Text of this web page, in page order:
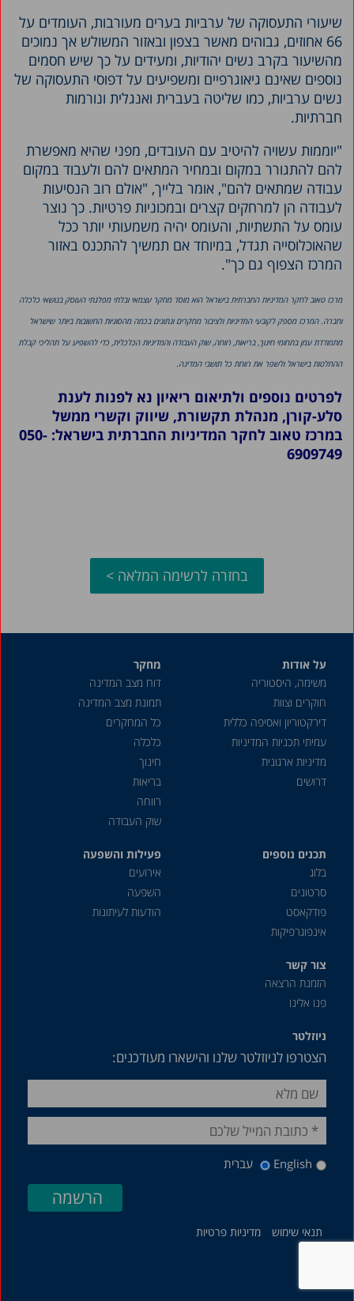
שיעורי התעסוקה של ערביות בערים מעורבות, העומדים על
66 אחוזים, גבוהים מאשר בצפון ובאזור המשולש אך נמוכים
מהשיעור בקרב נשים יהודיות, ומעידים על כך שיש חסמים
נוספים שאינם גיאוגרפיים ומשפיעים על דפוסי התעסוקה של
נשים ערביות, כמו שליטה בעברית ואנגלית ונורמות
חברתיות.
"יוממות עשויה להיטיב עם העובדים, מפני שהיא מאפשרת
להם להתגורר במקום ובמחיר המתאים להם ולעבוד במקום
עבודה שמתאים להם", אומר בלייך, "אולם רוב הנסיעות
לעבודה הן למרחקים קצרים ובמכוניות פרטיות. כך נוצר
עומס על התשתיות, והעומס יהיה משמעותי יותר ככל
שהאוכלוסייה תגדל, במיוחד אם תמשיך להתכנס באזור
המרכז הצפוף גם כך".
מרכז טאוב לחקר המדיניות החברתית בישראל הוא מוסד מחקר עצמאי ובלתי מפלגתי העוסק בנושאי כלכלה
וחברה. המרכז מספק לקובעי המדיניות ולציבור מחקרים ונתונים בכמה מהסוגיות החשובות ביותר שישראל
מתמודדת עמן בתחומי חינוך, בריאות, רווחה, שוק העבודה והמדיניות הכלכלית, כדי להשפיע על תהליכי קבלת
ההחלטות בישראל ולשפר את רווחת כל תושבי המדינה.
לפרטים נוספים ולתיאום ריאיון נא לפנות לענת
סלע-קורן, מנהלת תקשורת, שיווק וקשרי ממשל
במרכז טאוב לחקר המדיניות החברתית בישראל: 050-
6909749
בחזרה לרשימה המלאה >
על אודות
משימה, היסטוריה
חוקרים וצוות
דירקטוריון ואסיפה כללית
עמיתי תכניות המדיניות
מדיניות ארגונית
דרושים
מחקר
דוח מצב המדינה
תמונת מצב המדינה
כל המחקרים
כלכלה
חינוך
בריאות
רווחה
שוק העבודה
תכנים נוספים
בלוג
סרטונים
פודקאסט
אינפוגרפיקות
פעילות והשפעה
אירועים
השפעה
הודעות לעיתונות
צור קשר
הזמנת הרצאה
פנו אלינו
ניוזלטר
הצטרפו לניוזלטר שלנו והישארו מעודכנים:
English עברית
תנאי שימוש מדיניות פרטיות